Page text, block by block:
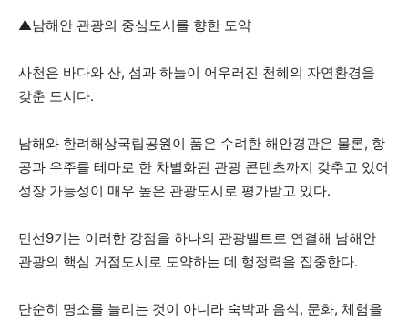
▲남해안 관광의 중심도시를 향한 도약
사천은 바다와 산, 섬과 하늘이 어우러진 천혜의 자연환경을
갖춘 도시다.
남해와 한려해상국립공원이 품은 수려한 해안경관은 물론, 항
공과 우주를 테마로 한 차별화된 관광 콘텐츠까지 갖추고 있어
성장 가능성이 매우 높은 관광도시로 평가받고 있다.
민선9기는 이러한 강점을 하나의 관광벨트로 연결해 남해안
관광의 핵심 거점도시로 도약하는 데 행정력을 집중한다.
단순히 명소를 늘리는 것이 아니라 숙박과 음식, 문화, 체험을